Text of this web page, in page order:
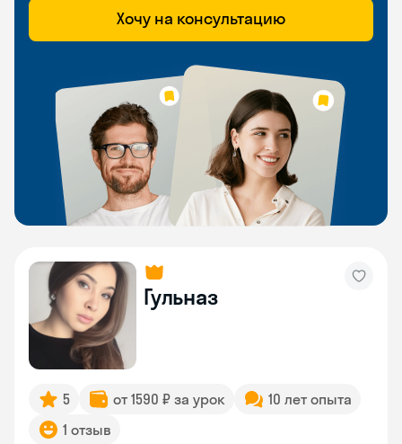
Хочу на консультацию
Гульназ
5 от 1590 ₽ за урок
10 лет опыта
1 отзыв